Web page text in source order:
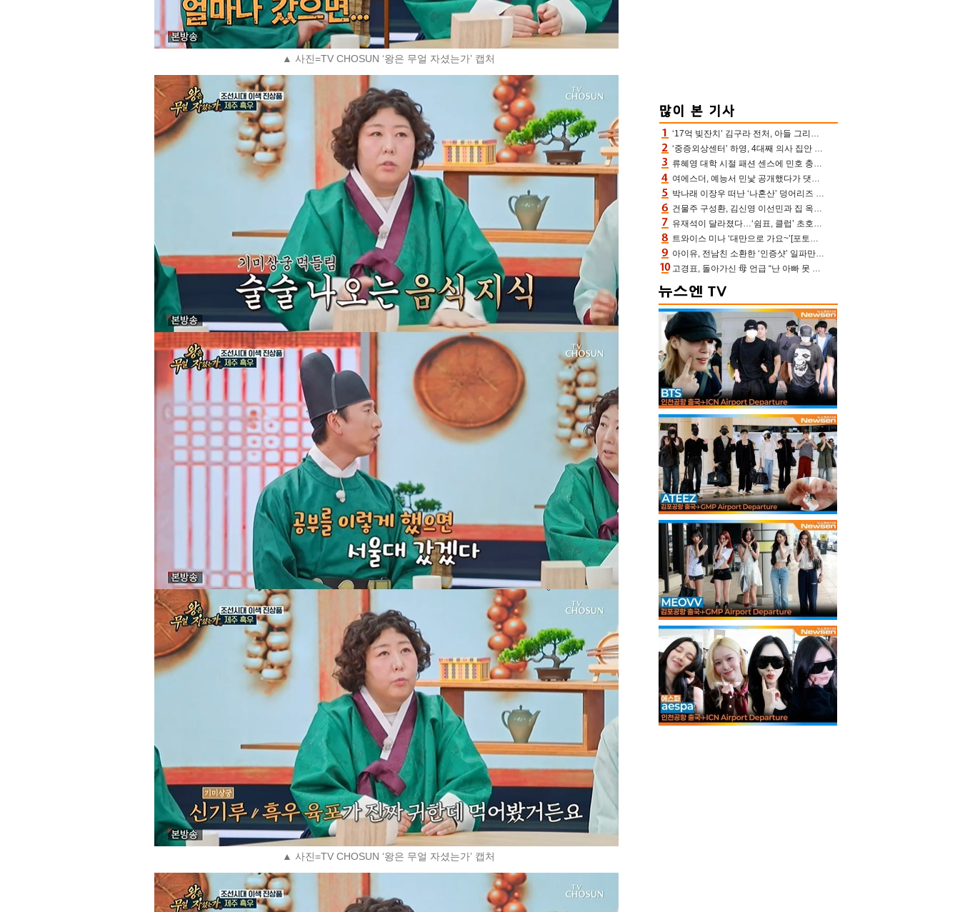
▲ 사진=TV CHOSUN ‘왕은 무얼 자셨는가’ 캡처
▲ 사진=TV CHOSUN ‘왕은 무얼 자셨는가’ 캡처
‘17억 빚잔치’ 김구라 전처, 아들 그리는 “나 뿐인데” 친엄마 챙기는 효심 눈길
‘중증외상센터’ 하영, 4대째 의사 집안 인증 “증조부, 고종 황제 진료”(옥문아)[어제TV]
류혜영 대학 시절 패션 센스에 민호 충격 “레몬색 레깅스에 다리 없는 줄”(나혼산)
여에스더, 예능서 민낯 공개했다가 댓글에 충격 “눈 왜 저렇게 처졌냐고”(에스더TV)
박나래 이장우 떠난 ‘나혼산’ 덩어리즈 왔다, 1인 1케이크에 팜유 전현무 충격[어제TV]
건물주 구성환, 김신영 이선민과 집 옥상서 41만원 한우 파티 “화력이 성화봉송”(나혼산)
유재석이 달라졌다…‘쉼표, 클럽’ 초호화 코스에 주우재도 감탄 (놀면 뭐하니?)
트와이스 미나 ‘대만으로 가요~’[포토엔HD]
아이유, 전남친 소환한 ‘인증샷’ 일파만파 속…남사친 변우석 선물도 남겼나 ‘훈훈’
고경표, 돌아가신 母 언급 “난 아빠 못 될 듯” 족보 태운 부친 응원 뭉클(나혼산)